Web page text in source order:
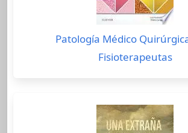
Patología Médico
Fisioterapeutas